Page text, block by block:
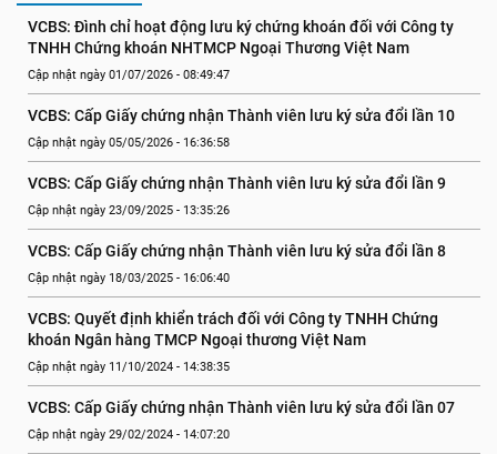
VCBS: Đình chỉ hoạt động lưu ký chứng khoán đối với Công ty
TNHH Chứng khoán NHTMCP Ngoại Thương Việt Nam
Cập nhật ngày 01/07/2026 - 08:49:47
VCBS: Cấp Giấy chứng nhận Thành viên lưu ký sửa đổi lần 10
Cập nhật ngày 05/05/2026 - 16:36:58
VCBS: Cấp Giấy chứng nhận Thành viên lưu ký sửa đổi lần 9
Cập nhật ngày 23/09/2025 - 13:35:26
VCBS: Cấp Giấy chứng nhận Thành viên lưu ký sửa đổi lần 8
Cập nhật ngày 18/03/2025 - 16:06:40
VCBS: Quyết định khiển trách đối với Công ty TNHH Chứng
khoán Ngân hàng TMCP Ngoại thương Việt Nam
Cập nhật ngày 11/10/2024 - 14:38:35
VCBS: Cấp Giấy chứng nhận Thành viên lưu ký sửa đổi lần 07
Cập nhật ngày 29/02/2024 - 14:07:20